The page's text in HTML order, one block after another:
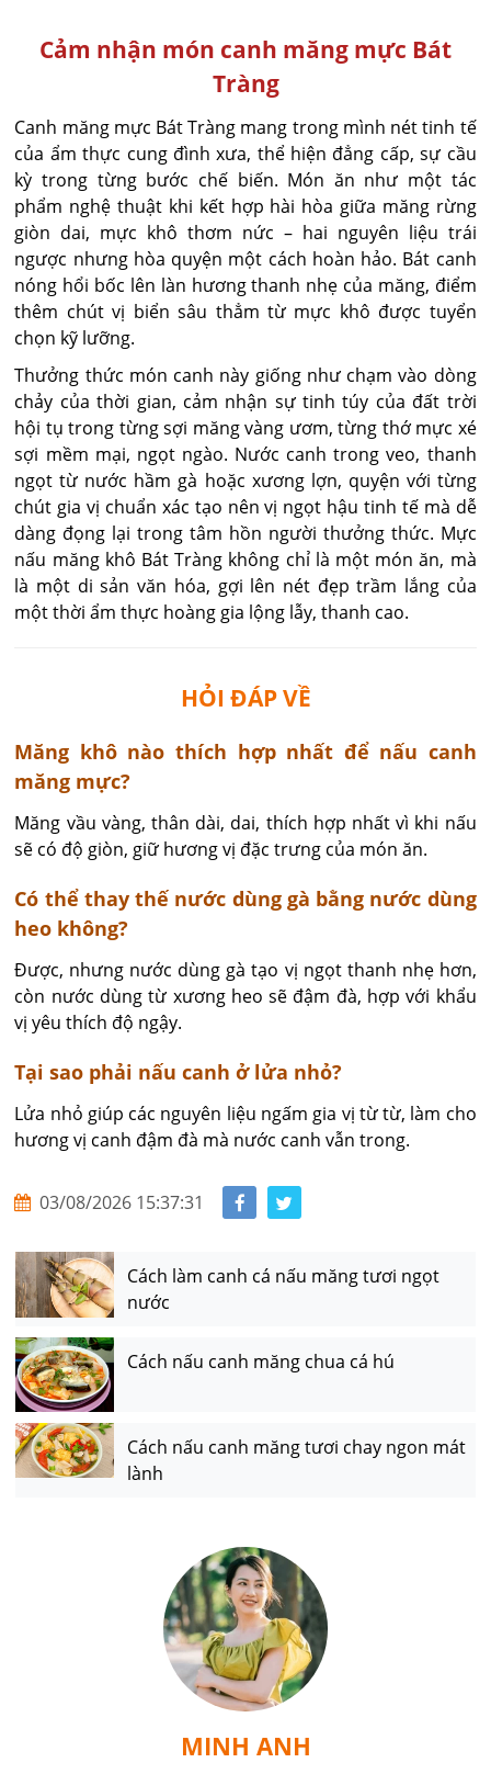
Cảm nhận món canh măng mực Bát
Tràng
Canh măng mực Bát Tràng mang trong mình nét tinh tế
của ẩm thực cung đình xưa, thể hiện đẳng cấp, sự cầu
kỳ trong từng bước chế biến. Món ăn như một tác
phẩm nghệ thuật khi kết hợp hài hòa giữa măng rừng
giòn dai, mực khô thơm nức – hai nguyên liệu trái
ngược nhưng hòa quyện một cách hoàn hảo. Bát canh
nóng hổi bốc lên làn hương thanh nhẹ của măng, điểm
thêm chút vị biển sâu thẳm từ mực khô được tuyển
chọn kỹ lưỡng.
Thưởng thức món canh này giống như chạm vào dòng
chảy của thời gian, cảm nhận sự tinh túy của đất trời
hội tụ trong từng sợi măng vàng ươm, từng thớ mực xé
sợi mềm mại, ngọt ngào. Nước canh trong veo, thanh
ngọt từ nước hầm gà hoặc xương lợn, quyện với từng
chút gia vị chuẩn xác tạo nên vị ngọt hậu tinh tế mà dễ
dàng đọng lại trong tâm hồn người thưởng thức. Mực
nấu măng khô Bát Tràng không chỉ là một món ăn, mà
là một di sản văn hóa, gợi lên nét đẹp trầm lắng của
một thời ẩm thực hoàng gia lộng lẫy, thanh cao.
HỎI ĐÁP VỀ
​Măng khô nào thích hợp nhất để nấu canh
măng mực?
Măng vầu vàng, thân dài, dai, thích hợp nhất vì khi nấu
sẽ có độ giòn, giữ hương vị đặc trưng của món ăn.
Có thể thay thế nước dùng gà bằng nước dùng
heo không?
Được, nhưng nước dùng gà tạo vị ngọt thanh nhẹ hơn,
còn nước dùng từ xương heo sẽ đậm đà, hợp với khẩu
vị yêu thích độ ngậy.
Tại sao phải nấu canh ở lửa nhỏ?
Lửa nhỏ giúp các nguyên liệu ngấm gia vị từ từ, làm cho
hương vị canh đậm đà mà nước canh vẫn trong.
03/08/2026 15:37:31
Cách làm canh cá nấu măng tươi ngọt
nước
Cách nấu canh măng chua cá hú
Cách nấu canh măng tươi chay ngon mát
lành
MINH ANH